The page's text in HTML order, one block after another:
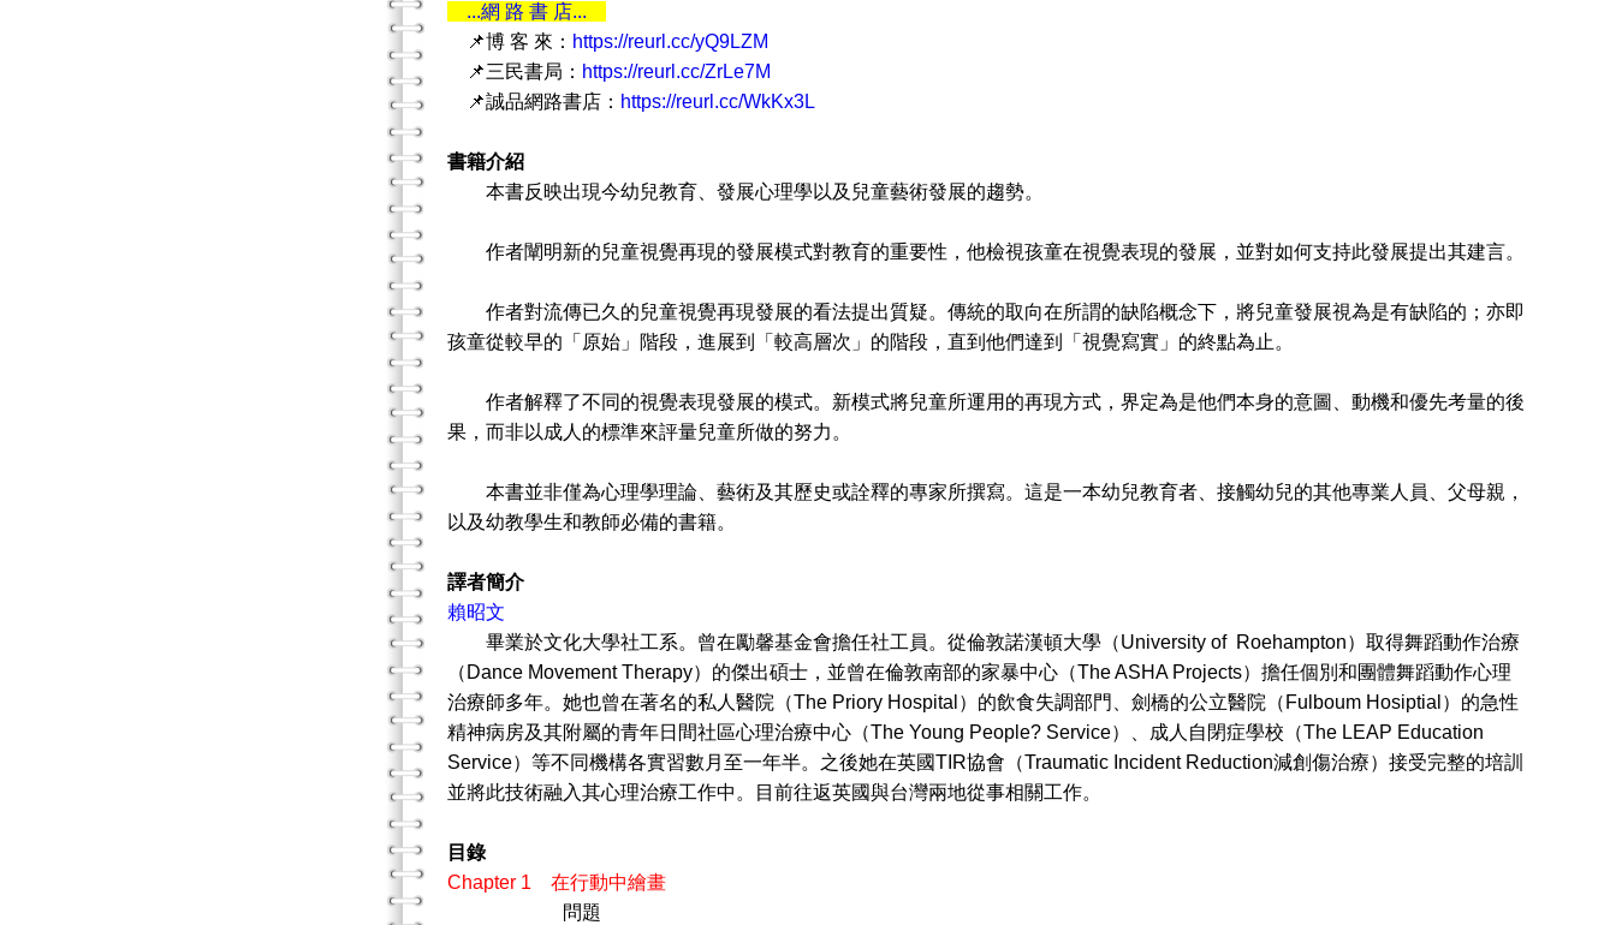
...網 路 書 店...
📌博 客 來： https://reurl.cc/yQ9LZM
📌三民書局： https://reurl.cc/ZrLe7M
📌誠品網路書店： https://reurl.cc/WkKx3L
書籍介紹
本書反映出現今幼兒教育、發展心理學以及兒童藝術發展的趨勢。
作者闡明新的兒童視覺再現的發展模式對教育的重要性，他檢視孩童在視覺表現的發展，並對如何支持此發展提出其建言。
作者對流傳已久的兒童視覺再現發展的看法提出質疑。傳統的取向在所謂的缺陷概念下，將兒童發展視為是有缺陷的；亦即
孩童從較早的「原始」階段，進展到「較高層次」的階段，直到他們達到「視覺寫實」的終點為止。
作者解釋了不同的視覺表現發展的模式。新模式將兒童所運用的再現方式，界定為是他們本身的意圖、動機和優先考量的後
果，而非以成人的標準來評量兒童所做的努力。
本書並非僅為心理學理論、藝術及其歷史或詮釋的專家所撰寫。這是一本幼兒教育者、接觸幼兒的其他專業人員、父母親，
以及幼教學生和教師必備的書籍。
譯者簡介
賴昭文
畢業於文化大學社工系。曾在勵馨基金會擔任社工員。從倫敦諾漢頓大學（University of Roehampton）取得舞蹈動作治療
（Dance Movement Therapy）的傑出碩士，並曾在倫敦南部的家暴中心（The ASHA Projects）擔任個別和團體舞蹈動作心理
治療師多年。她也曾在著名的私人醫院（The Priory Hospital）的飲食失調部門、劍橋的公立醫院（Fulboum Hosiptial）的急性
精神病房及其附屬的青年日間社區心理治療中心（The Young People? Service）、成人自閉症學校（The LEAP Education
Service）等不同機構各實習數月至一年半。之後她在英國TIR協會（Traumatic Incident Reduction減創傷治療）接受完整的培訓
並將此技術融入其心理治療工作中。目前往返英國與台灣兩地從事相關工作。
目錄
Chapter 1 在行動中繪畫
問題